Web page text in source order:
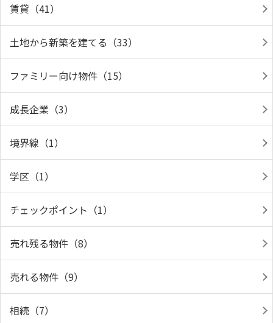
賃貸（41）
土地から新築を建てる（33）
ファミリー向け物件（15）
成長企業（3）
境界線（1）
学区（1）
チェックポイント（1）
売れ残る物件（8）
売れる物件（9）
相続（7）